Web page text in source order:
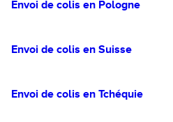
Envoi de colis en Pologne
Envoi de colis en Suisse
Envoi de colis en Tchéquie